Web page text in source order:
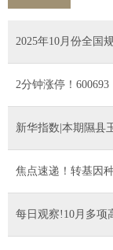
2025年10月份全国
2分钟涨停！
新华指数|本期隰县
焦点速递！转基因
每日观察!10月多项